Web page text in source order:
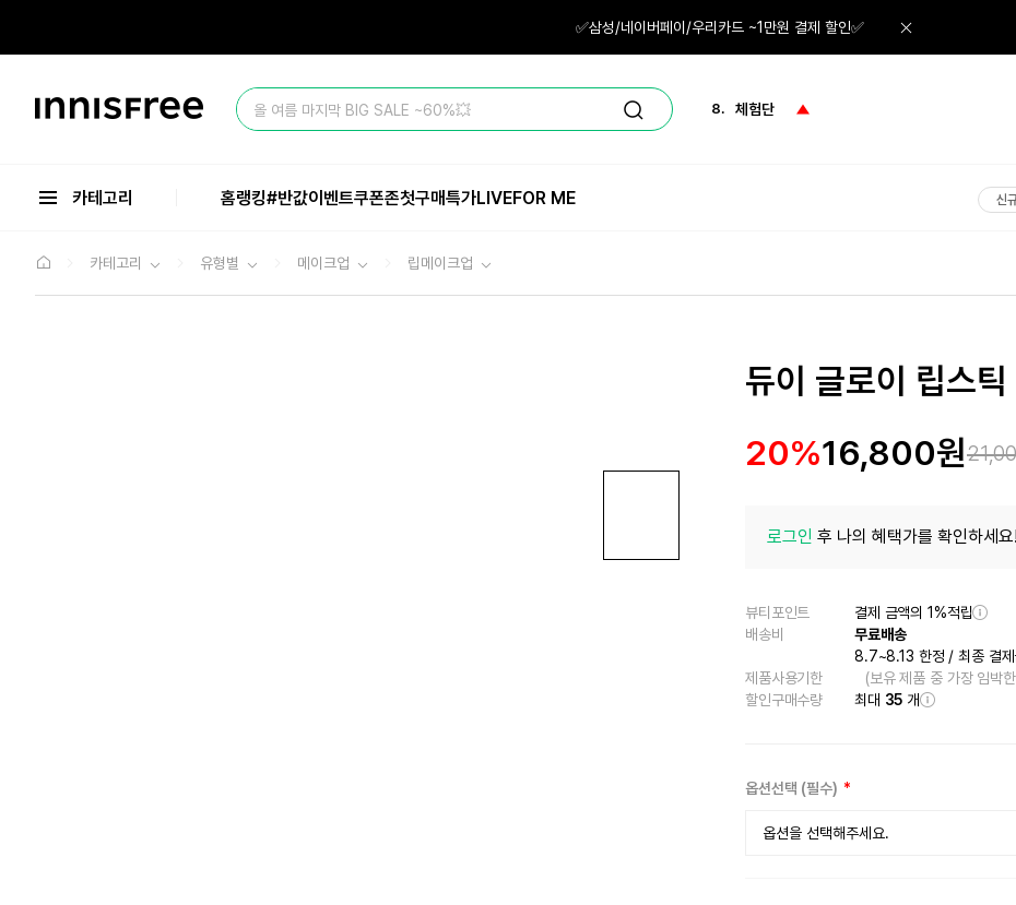
으
✅삼성/네이버페이/우리카드 ~1만원 결제 할인✅
이
올 여름 마지막 BIG SALE ~60%💥
6. 스킨
8. 체험단
카테고리 홈랭킹#반값이벤트쿠폰존첫구매특가LIVEFOR ME 신
카테고리 유형별 메이크업 립메이크업
듀이 글로이 립스틱
20%16,800원
로그인 후 나의 혜택가를 확인하세
뷰티포인트
결제 금액의 1%적립
배송비
무료배송
8.7~8.13 한정 /최종 결
제품사용기한
(보유 제품 중 가장 임박
할인구매수량
최대 35 개
옵션선택 (필수)
옵션을 선택해주세요.